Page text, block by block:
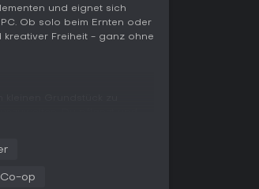
und eignet sich
Ob solo beim Ernten oder
kreativer Freiheit - ganz ohne
und Optik deiner Farm
Pausen zu vermeiden.
Co-op